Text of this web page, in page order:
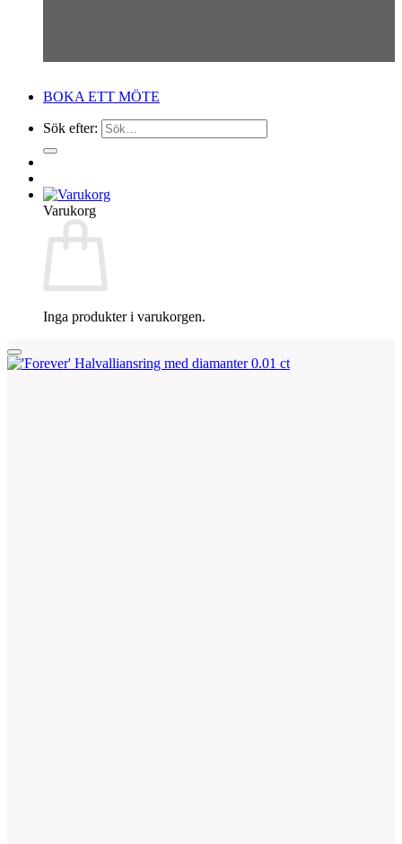
BOKA ETT MÖTE
Sök efter:
Varukorg
Inga produkter i varukorgen.